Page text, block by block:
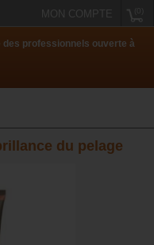
MON COMPTE
des professionnels ouverte à
du pelage